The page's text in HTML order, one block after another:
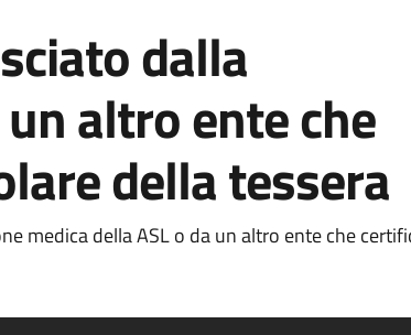
dalla
altro ente che
della tessera
medica della ASL o da un altro ente che